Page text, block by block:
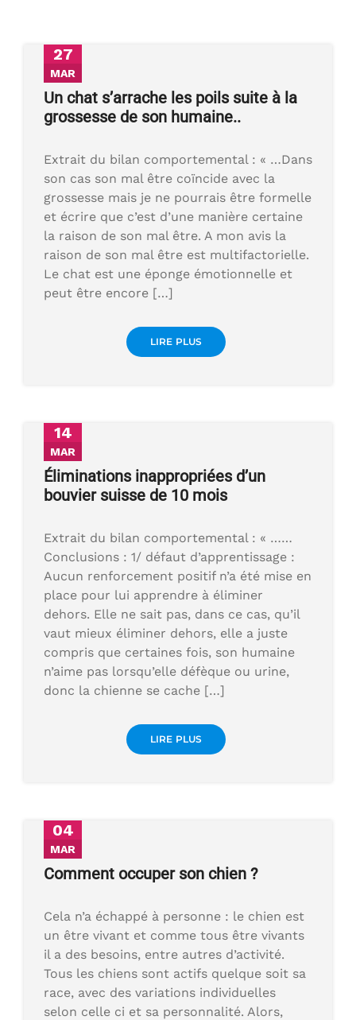
27
MAR
Un chat s’arrache les poils suite à la
grossesse de son humaine..
Extrait du bilan comportemental : « …Dans
son cas son mal être coïncide avec la
grossesse mais je ne pourrais être formelle
et écrire que c’est d’une manière certaine
la raison de son mal être. A mon avis la
raison de son mal être est multifactorielle.
Le chat est une éponge émotionnelle et
peut être encore […]
LIRE PLUS
14
MAR
Éliminations inappropriées d’un
bouvier suisse de 10 mois
Extrait du bilan comportemental : « ……
Conclusions : 1/ défaut d’apprentissage :
Aucun renforcement positif n’a été mise en
place pour lui apprendre à éliminer
dehors. Elle ne sait pas, dans ce cas, qu’il
vaut mieux éliminer dehors, elle a juste
compris que certaines fois, son humaine
n’aime pas lorsqu’elle défèque ou urine,
donc la chienne se cache […]
LIRE PLUS
04
MAR
Comment occuper son chien ?
Cela n’a échappé à personne : le chien est
un être vivant et comme tous être vivants
il a des besoins, entre autres d’activité.
Tous les chiens sont actifs quelque soit sa
race, avec des variations individuelles
selon celle ci et sa personnalité. Alors,